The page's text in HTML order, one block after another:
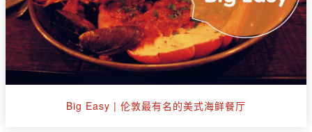
Big Easy | 伦敦最有名的美式海鲜餐厅